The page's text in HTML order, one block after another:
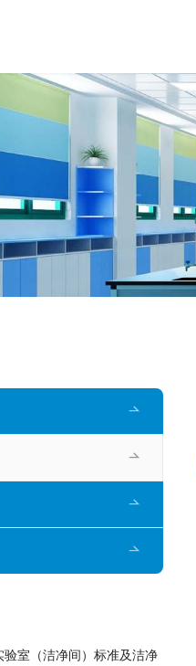
室（洁净间）标准及洁净